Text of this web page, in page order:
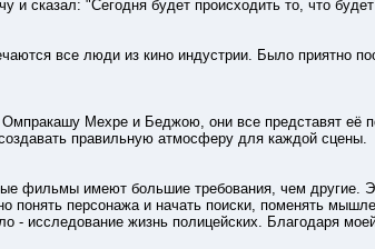
сказал: "Сегодня будет происходить то, что
все люди из кино индустрии. Было приятно
Мехре и Беджою, они все представят её
правильную атмосферу для каждой сцены.
фильмы имеют большие требования, чем другие.
понять персонажа и начать поиски, поменять
исследование жизнь полицейских. Благодаря